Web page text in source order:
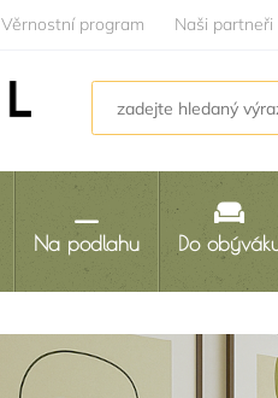
Věrnostní program Naši partneři
Na podlahu Do